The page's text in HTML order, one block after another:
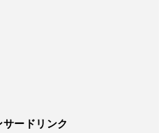
サードリンク